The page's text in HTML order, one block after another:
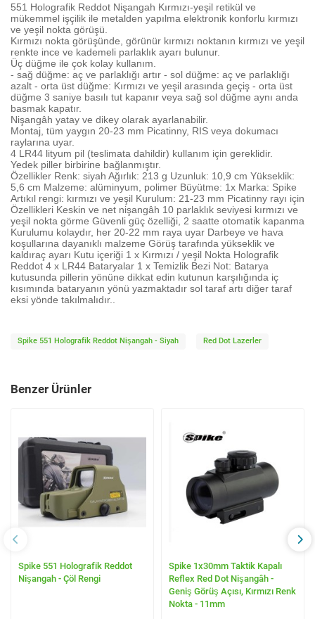
551 Holografik Reddot Nişangah Kırmızı-yeşil retikül ve
mükemmel işçilik ile metalden yapılma elektronik konforlu kırmızı
ve yeşil nokta görüşü.
Kırmızı nokta görüşünde, görünür kırmızı noktanın kırmızı ve yeşil
renkte ince ve kademeli parlaklık ayarı bulunur.
Üç düğme ile çok kolay kullanım.
- sağ düğme: aç ve parlaklığı artır - sol düğme: aç ve parlaklığı
azalt - orta üst düğme: Kırmızı ve yeşil arasında geçiş - orta üst
düğme 3 saniye basılı tut kapanır veya sağ sol düğme aynı anda
basmak kapatır.
Nişangâh yatay ve dikey olarak ayarlanabilir.
Montaj, tüm yaygın 20-23 mm Picatinny, RIS veya dokumacı
raylarına uyar.
4 LR44 lityum pil (teslimata dahildir) kullanım için gereklidir.
Yedek piller birbirine bağlanmıştır.
Özellikler Renk: siyah Ağırlık: 213 g Uzunluk: 10,9 cm Yükseklik:
5,6 cm Malzeme: alüminyum, polimer Büyütme: 1x Marka: Spike
Artıkıl rengi: kırmızı ve yeşil Kurulum: 21-23 mm Picatinny rayı için
Özellikleri Keskin ve net nişangâh 10 parlaklık seviyesi kırmızı ve
yeşil nokta görme Güvenli güç özelliği, 2 saatte otomatik kapanma
Kurulumu kolaydır, her 20-22 mm raya uyar Darbeye ve hava
koşullarına dayanıklı malzeme Görüş tarafında yükseklik ve
kaldıraç ayarı Kutu içeriği 1 x Kırmızı / yeşil Nokta Holografik
Reddot 4 x LR44 Bataryalar 1 x Temizlik Bezi Not: Batarya
kutusunda pillerin yönüne dikkat edin kutunun karşılığında iç
kısımında bataryanın yönü yazmaktadır sol taraf artı diğer taraf
eksi yönde takılmalıdır..
Spike 551 Holografik Reddot Nişangah - Siyah Red Dot Lazerler
Benzer Ürünler
Spike 551 Holografik Reddot
Nişangah - Çöl Rengi
Spike 1x30mm Taktik Kapalı
Reflex Red Dot Nişangâh -
Geniş Görüş Açısı, Kırmızı Renk
Nokta - 11mm